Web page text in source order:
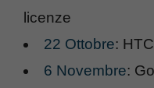
licenze
22 Ottobre:
6 Novembre: